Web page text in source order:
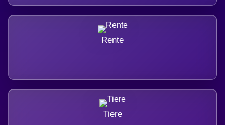
Rente
Tiere